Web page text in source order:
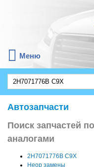
Меню
Автозапчасти
Поиск запчастей
аналогами
2H7071776B C9X
Неор замены